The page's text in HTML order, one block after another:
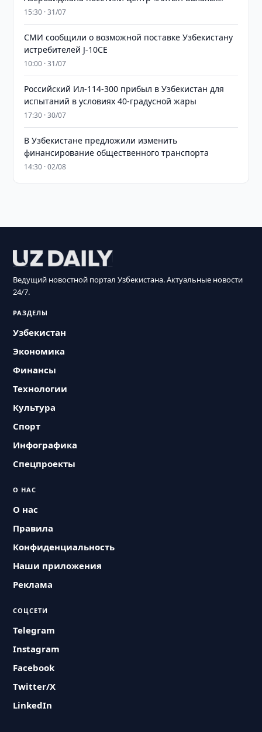
15:30 · 31/07
СМИ сообщили о возможной поставке Узбекистану
истребителей J-10CE
10:00 · 31/07
Российский Ил-114-300 прибыл в Узбекистан для
испытаний в условиях 40-градусной жары
17:30 · 30/07
В Узбекистане предложили изменить
финансирование общественного транспорта
14:30 · 02/08
Ведущий новостной портал Узбекистана. Актуальные новости
24/7.
РАЗДЕЛЫ
Узбекистан
Экономика
Финансы
Технологии
Культура
Спорт
Инфографика
Спецпроекты
О НАС
О нас
Правила
Конфиденциальность
Наши приложения
Реклама
СОЦСЕТИ
Telegram
Instagram
Facebook
Twitter/X
LinkedIn